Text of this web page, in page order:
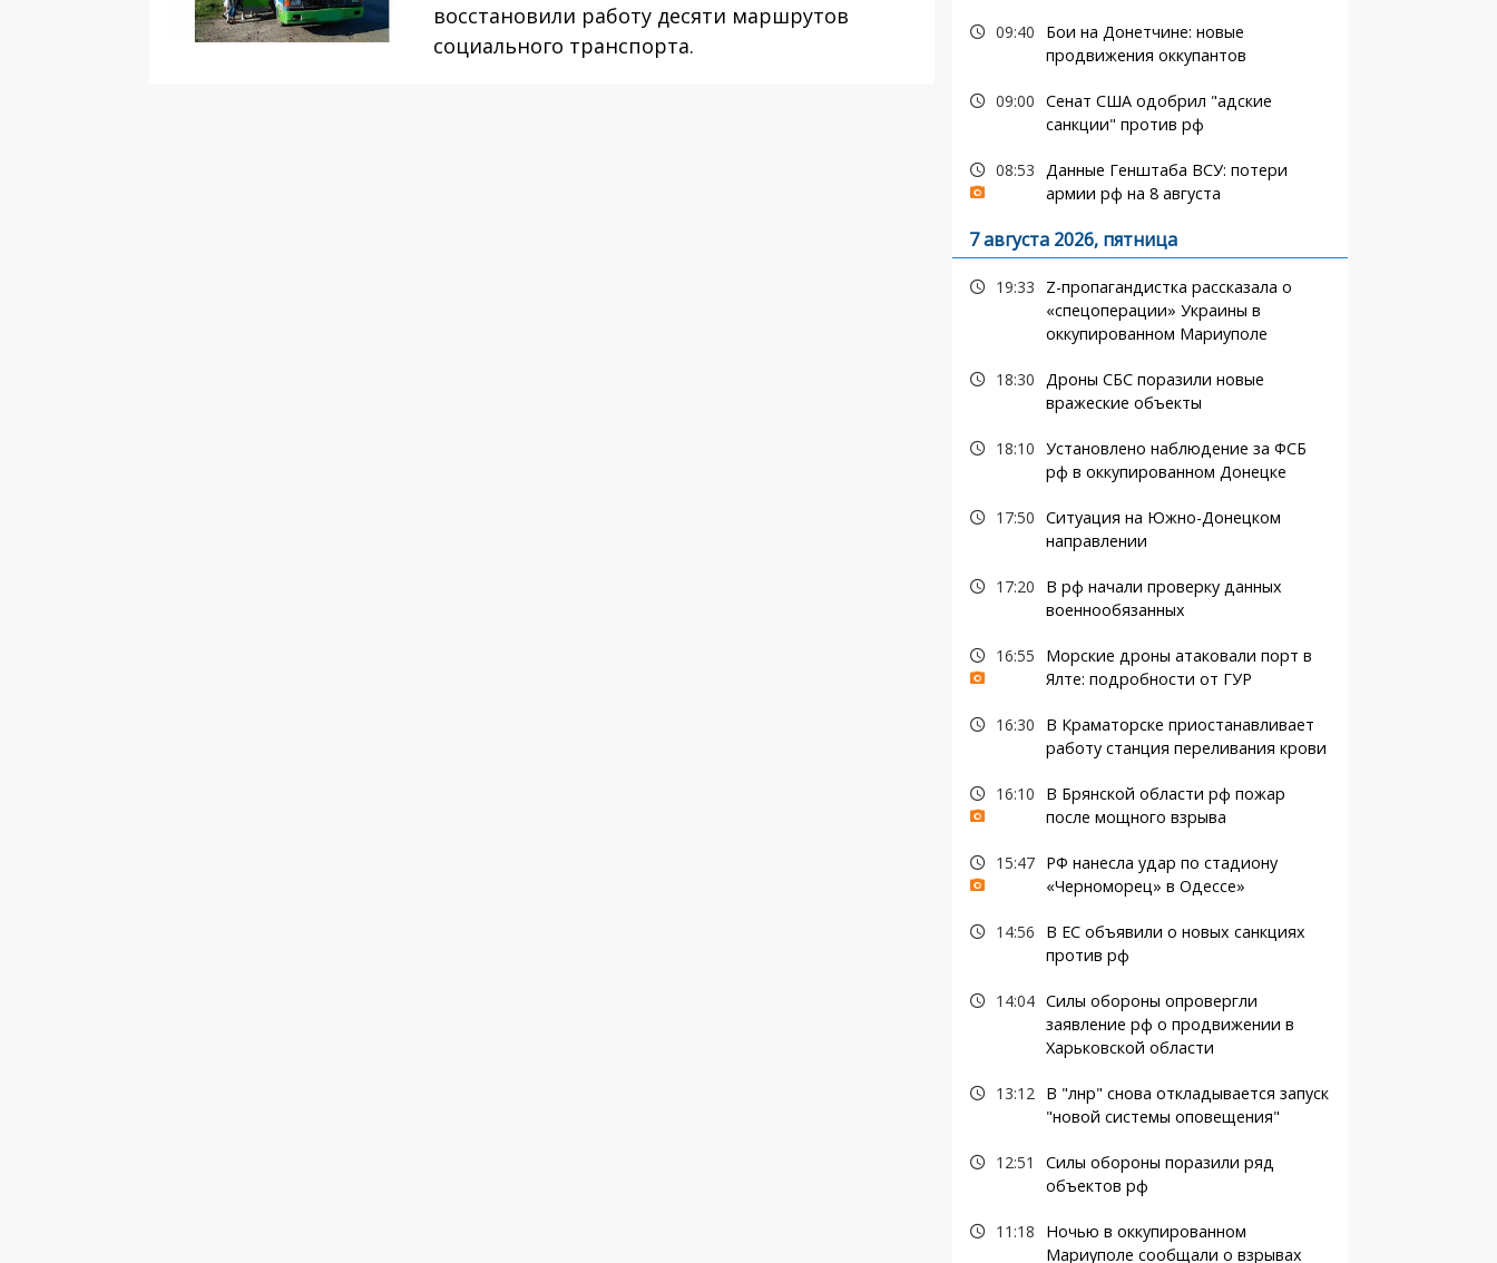
восстановили работу десяти маршрутов
социального транспорта.
09:40
Бои на Донетчине: новые
продвижения оккупантов
09:00 Сенат США одобрил "адские
санкции" против рф
08:53 Данные Генштаба ВСУ: потери
армии рф на 8 августа
7 августа 2026, пятница
19:33
Z-пропагандистка рассказала о
«спецоперации» Украины в
оккупированном Мариуполе
18:30 Дроны СБС поразили новые
вражеские объекты
18:10 Установлено наблюдение за ФСБ
рф в оккупированном Донецке
17:50 Ситуация на Южно-Донецком
направлении
17:20
В рф начали проверку данных
военнообязанных
16:55
Морские дроны атаковали порт в
Ялте: подробности от ГУР
16:30
В Краматорске приостанавливает
работу станция переливания крови
16:10
В Брянской области рф пожар
после мощного взрыва
15:47
РФ нанесла удар по стадиону
«Черноморец» в Одессе»
14:56
В ЕС объявили о новых санкциях
против рф
14:04 Силы обороны опровергли
заявление рф о продвижении в
Харьковской области
13:12
В "лнр" снова откладывается запуск
"новой системы оповещения"
12:51
Силы обороны поразили ряд
объектов рф
11:18
Ночью в оккупированном
Мариуполе сообщали о взрывах